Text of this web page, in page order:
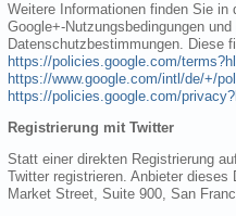
Weitere Informationen finden Sie in
Google+-Nutzungsbedingungen und
Datenschutzbestimmungen. Diese
https://policies.google.com/
https://www.google.com/intl/de/+/
https://policies.google.com/
Registrierung mit Twitter
Statt einer direkten Registrierung
Twitter registrieren. Anbieter
Market Street, Suite 900, San